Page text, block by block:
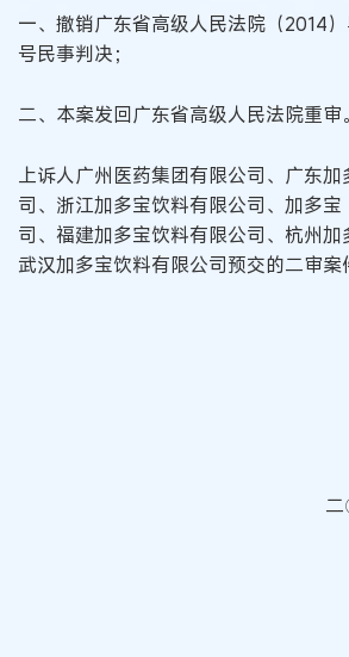
一、撤销广东省高级人民法院（2014
号民事判决；
二、本案发回广东省高级人民法院重审。
上诉人广州医药集团有限公司、广东
司、浙江加多宝饮料有限公司、加多
司、福建加多宝饮料有限公司、杭州加
武汉加多宝饮料有限公司预交的二审案